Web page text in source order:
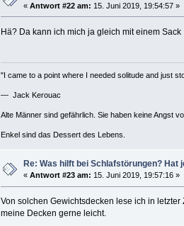
«Antwort #22 am: 15. Juni 2019, 19:54:57 »
Hä? Da kann ich mich ja gleich mit einem Sack
"I came to a point where I needed solitude and just
— Jack Kerouac
Alte Männer sind gefährlich. Sie haben keine Angst
Enkel sind das Dessert des Lebens.
Re: Was hilft bei Schlafstörungen? Hat
«Antwort #23 am: 15. Juni 2019, 19:57:16 »
Von solchen Gewichtsdecken lese ich in
meine Decken gerne leicht.